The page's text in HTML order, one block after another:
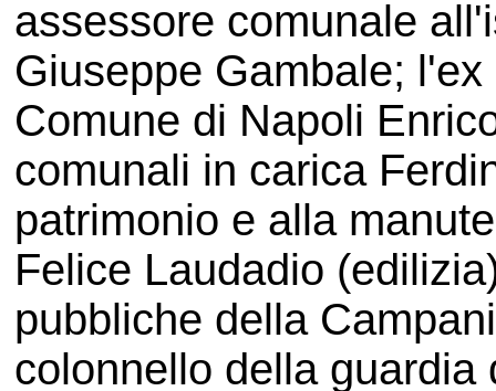
assessore comunale
Giuseppe Gambale;
Comune di Napoli
comunali in carica
patrimonio e alla
Felice Laudadio
pubbliche della
colonnello della